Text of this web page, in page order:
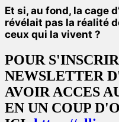
Et si, au fond, la cage
révélait pas la réalité
ceux qui la vivent ?
POUR
NEWSLETTER
AVOIR ACCES
EN UN COUP